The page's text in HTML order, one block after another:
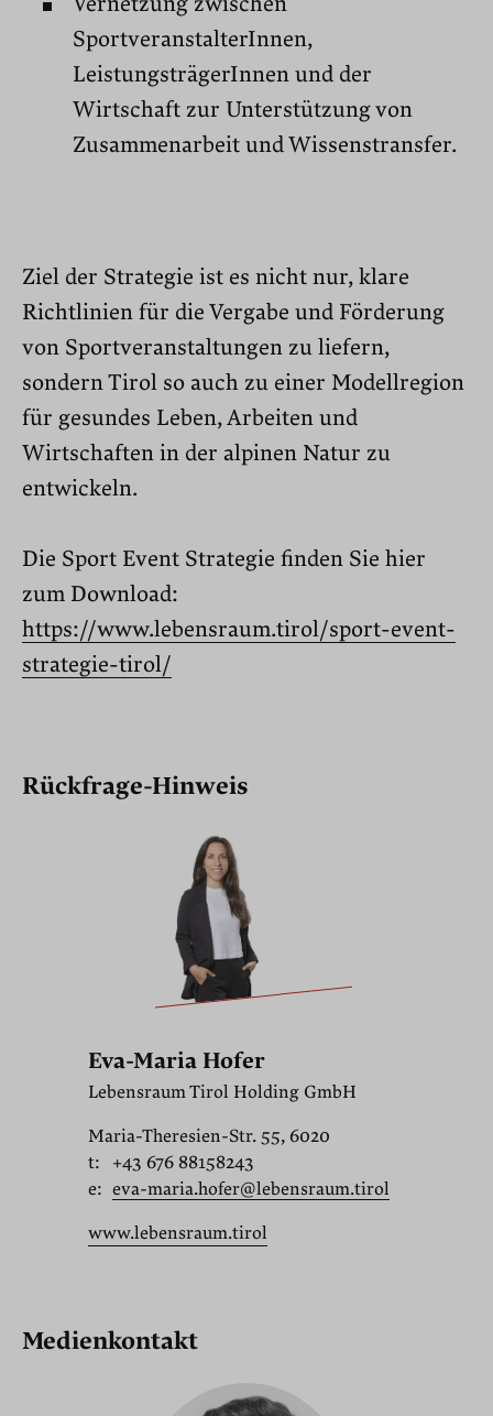
SportveranstalterInnen,
LeistungsträgerInnen und der
Wirtschaft zur Unterstützung von
Zusammenarbeit und Wissenstransfer.
Ziel der Strategie ist es nicht nur, klare
Richtlinien für die Vergabe und Förderung
von Sportveranstaltungen zu liefern,
sondern Tirol so auch zu einer Modellregion
für gesundes Leben, Arbeiten und
Wirtschaften in der alpinen Natur zu
entwickeln.
Die Sport Event Strategie finden Sie hier
zum Download:
https://www.lebensraum.tirol/sport-event-
strategie-tirol/
Rückfrage-Hinweis
Eva-Maria Hofer
Lebensraum Tirol Holding GmbH
Maria-Theresien-Str. 55, 6020
t:
+43 676 88158243
e: eva-maria.hofer@lebensraum.tirol
www.lebensraum.tirol
Medienkontakt